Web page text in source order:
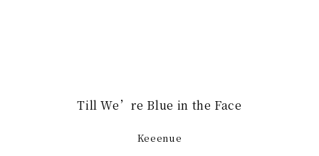
Till We’re Blue in the Face
Keeenue